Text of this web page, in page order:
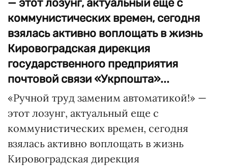
— этот лозунг, актуальный еще с
коммунистических времен, сегодня
взялась активно воплощать в жизнь
Кировоградская дирекция
государственного предприятия
почтовой связи «Укрпошта»...
«Ручной труд заменим автоматикой!» —
этот лозунг, актуальный еще с
коммунистических времен, сегодня
взялась активно воплощать в жизнь
Кировоградская дирекция